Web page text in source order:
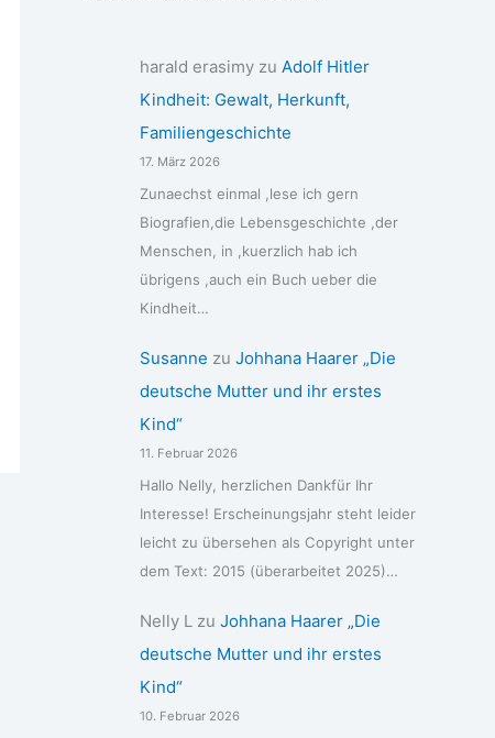
harald erasimyzu Adolf Hitler
Kindheit: Gewalt, Herkunft,
Familiengeschichte
17. März 2026
Zunaechst einmal ,lese ich gern
Biografien,die Lebensgeschichte ,der
Menschen, in ,kuerzlich hab ich
übrigens ,auch ein Buch ueber die
Kindheit…
Susanne zu Johhana Haarer „Die
deutsche Mutter und ihr erstes
Kind“
11. Februar 2026
Hallo Nelly, herzlichen Dankfür Ihr
Interesse! Erscheinungsjahr steht leider
leicht zu übersehen als Copyright unter
dem Text: 2015 (überarbeitet 2025)…
Nelly Lzu Johhana Haarer „Die
deutsche Mutter und ihr erstes
Kind“
10. Februar 2026